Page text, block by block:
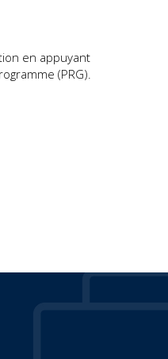
en appuyant
(PRG).